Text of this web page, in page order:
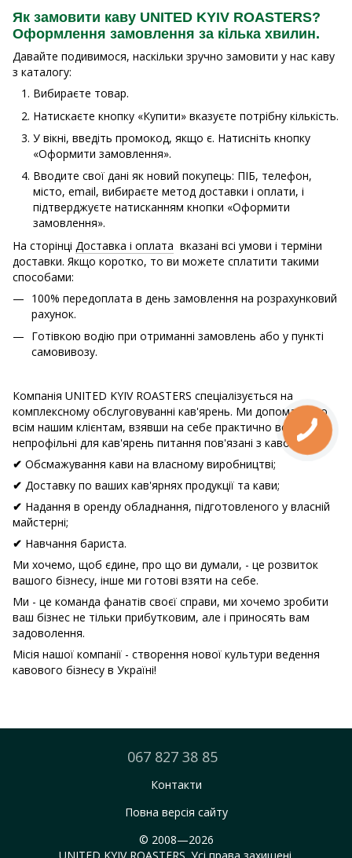
Як замовити каву UNITED KYIV ROASTERS?
Оформлення замовлення за кілька хвилин.
Давайте подивимося, наскільки зручно замовити у нас каву
з каталогу:
Вибираєте товар.
Натискаєте кнопку «Купити» вказуєте потрібну кількість.
У вікні, введіть промокод, якщо є. Натисніть кнопку
«Оформити замовлення».
Вводите свої дані як новий покупець: ПІБ, телефон,
місто, email, вибираєте метод доставки і оплати, і
підтверджуєте натисканням кнопки «Оформити
замовлення».
На сторінці Доставка і оплата вказані всі умови і терміни
доставки. Якщо коротко, то ви можете сплатити такими
способами:
100% передоплата в день замовлення на розрахунковий
рахунок.
Готівкою водію при отриманні замовлень або у пункті
самовивозу.
Компанія UNITED KYIV ROASTERS спеціалізується на
комплексному обслуговуванні кав'ярень. Ми допомагаємо
всім нашим клієнтам, взявши на себе практично всі
непрофільні для кав'ярень питання пов'язані з кавою:
✔ Обсмажування кави на власному виробництві;
✔ Доставку по ваших кав'ярнях продукції та кави;
✔ Надання в оренду обладнання, підготовленого у власній
майстерні;
✔ Навчання бариста.
Ми хочемо, щоб єдине, про що ви думали, - це розвиток
вашого бізнесу, інше ми готові взяти на себе.
Ми - це команда фанатів своєї справи, ми хочемо зробити
ваш бізнес не тільки прибутковим, але і приносять вам
задоволення.
Місія нашої компанії - створення нової культури ведення
кавового бізнесу в Україні!
067 827 38 85
Контакти
Повна версія сайту
© 2008—2026